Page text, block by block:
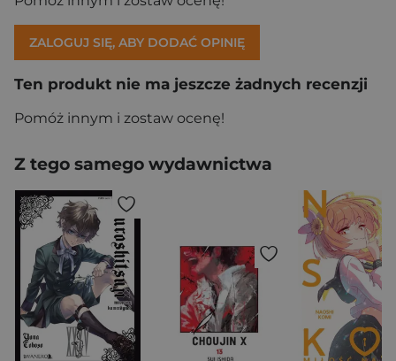
ZALOGUJ SIĘ, ABY DODAĆ OPINIĘ
Ten produkt nie ma jeszcze żadnych recenzji
Pomóż innym i zostaw ocenę!
Z tego samego wydawnictwa